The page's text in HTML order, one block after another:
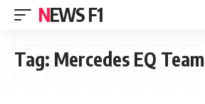
NEWS F1
Tag: Mercedes EQ Team